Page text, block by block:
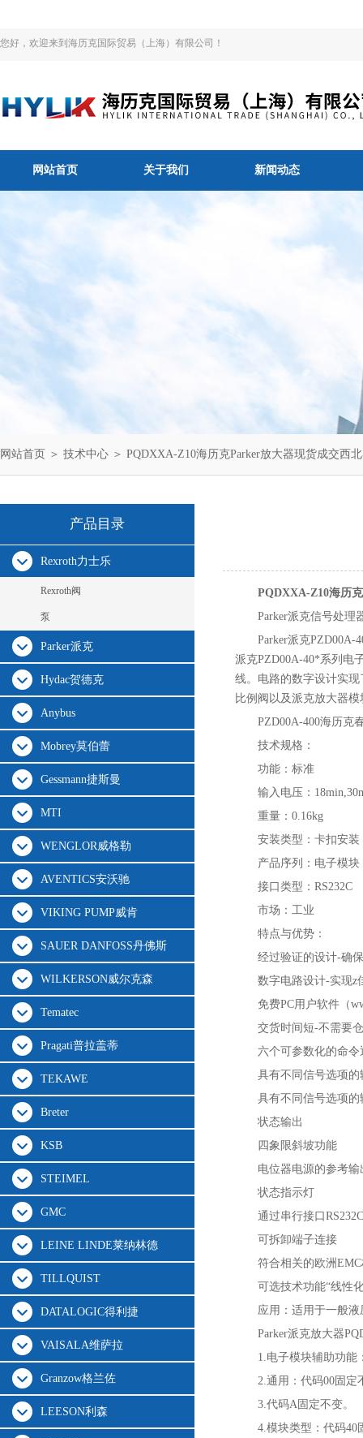
您好，欢迎来到海历克国际贸易（上海）有限公司！
网站首页 关于我们 新闻动态
网站首页 ＞ 技术中心 ＞ PQDXXA-Z10海历克Parker放大器现货成交西
产品目录
Rexroth力士乐
Rexroth阀
泵
Parker派克
Hydac贺德克
Anybus
Mobrey莫伯蕾
Gessmann捷斯曼
MTI
WENGLOR威格勒
AVENTICS安沃驰
VIKING PUMP威肯
SAUER DANFOSS丹佛斯
WILKERSON威尔克森
Tematec
Pragati普拉盖蒂
TEKAWE
Breter
KSB
STEIMEL
GMC
LEINE LINDE莱纳林德
TILLQUIST
DATALOGIC得利捷
VAISALA维萨拉
Granzow格兰佐
LEESON利森
PQDXXA-Z10海历
Parker派克信号处
Parker派克PZD00A-
派克PZD00A-40*系列电
线。电路的数字设计实
比例阀以及派克放大器
PZD00A-400海历克
技术规格：
功能：标准
输入电压：
重量：0.16kg
安装类型：卡扣安装
产品序列：电子模块
接口类型：RS232C
市场：工业
特点与优势：
经过验证的设计-确
数字电路设计-实现z
免费PC用户软件（
交货时间短-不需要
六个可参数化的命
具有不同信号选项的
具有不同信号选项的
状态输出
四象限斜坡功能
电位器电源的参考输
状态指示灯
通过串行接口
可拆卸端子连接
符合相关的欧洲
可选技术功能“线性
应用：适用于一般液
Parker派克放大器
1.电子模块辅助功能
2.通用：代码00固定
3.代码A固定不变。
4.模块类型：代码40